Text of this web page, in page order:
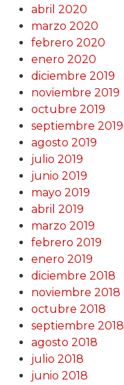
abril 2020
marzo 2020
febrero 2020
enero 2020
diciembre 2019
noviembre 2019
octubre 2019
septiembre 2019
agosto 2019
julio 2019
junio 2019
mayo 2019
abril 2019
marzo 2019
febrero 2019
enero 2019
diciembre 2018
noviembre 2018
octubre 2018
septiembre 2018
agosto 2018
julio 2018
junio 2018